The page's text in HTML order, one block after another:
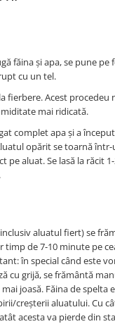
făina și apa, se pune pe
cu un tel.
fierbere. Acest procedeu
mai ridicată.
complet apa și a
opărit se toarnă într-
pe aluat. Se lasă la răcit
aluatul fiert) se
timp de 7-10 minute pe
în special când este
cu grijă, se frământă
joasă. Făina de spelta
creșterii aluatului. Cu
acesta va pierde din